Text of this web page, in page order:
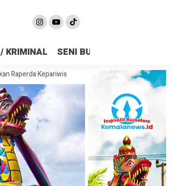
KRIMINAL SENI BUDAYA
Kepariwisataan, Bidik Pariwisata Jadi Penggerak